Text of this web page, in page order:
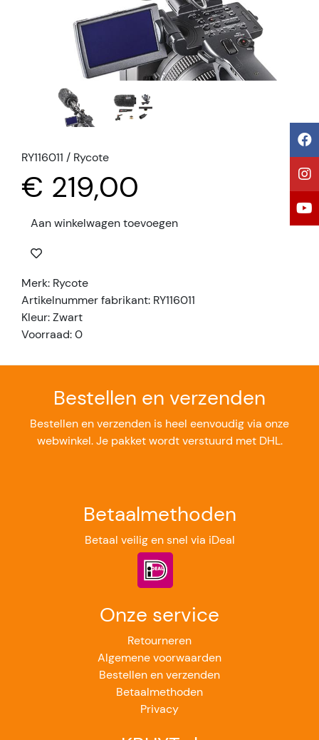
RY116011 / Rycote
€ 219,00
Aan winkelwagen toevoegen
Merk: Rycote
Artikelnummer fabrikant: RY116011
Kleur: Zwart
Voorraad: 0
Bestellen en verzenden
Bestellen en verzenden is heel eenvoudig via onze
webwinkel. Je pakket wordt verstuurd met DHL.
Betaalmethoden
Betaal veilig en snel via iDeal
Onze service
Retourneren
Algemene voorwaarden
Bestellen en verzenden
Betaalmethoden
Privacy